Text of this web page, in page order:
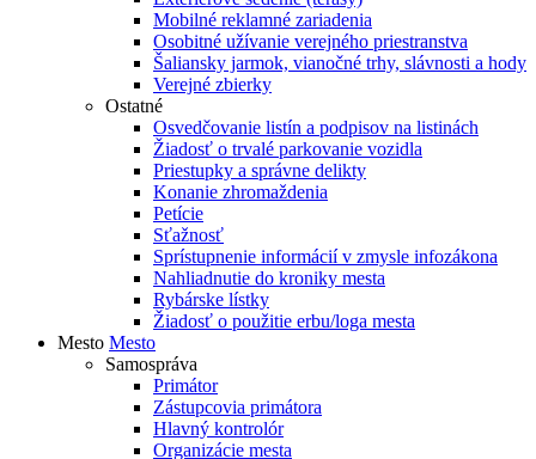
Mobilné reklamné zariadenia
Osobitné užívanie verejného priestranstva
Šaliansky jarmok, vianočné trhy, slávnosti a hody
Verejné zbierky
Ostatné
Osvedčovanie listín a podpisov na listinách
Žiadosť o trvalé parkovanie vozidla
Priestupky a správne delikty
Konanie zhromaždenia
Petície
Sťažnosť
Sprístupnenie informácií v zmysle infozákona
Nahliadnutie do kroniky mesta
Rybárske lístky
Žiadosť o použitie erbu/loga mesta
Mesto Mesto
Samospráva
Primátor
Zástupcovia primátora
Hlavný kontrolór
Organizácie mesta